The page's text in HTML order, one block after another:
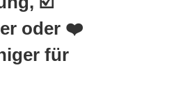
oder ❤️
für